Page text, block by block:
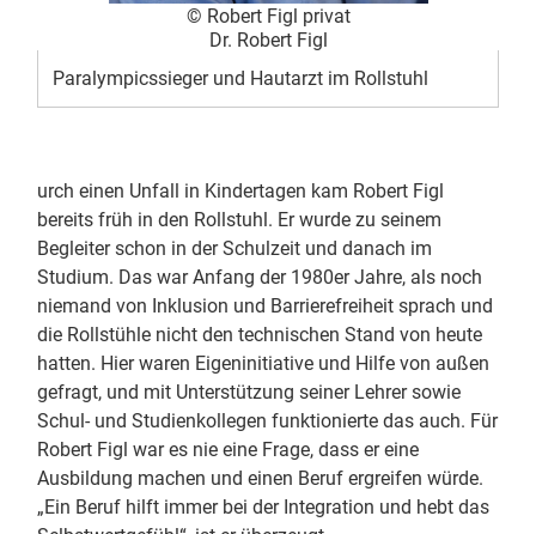
© Robert Figl privat
Dr. Robert Figl
Paralympicssieger und Hautarzt im Rollstuhl
urch einen Unfall in Kindertagen kam Robert Figl
bereits früh in den Rollstuhl. Er wurde zu seinem
Begleiter schon in der Schulzeit und danach im
Studium. Das war Anfang der 1980er Jahre, als noch
niemand von Inklusion und Barrierefreiheit sprach und
die Rollstühle nicht den technischen Stand von heute
hatten. Hier waren Eigeninitiative und Hilfe von außen
gefragt, und mit Unterstützung seiner Lehrer sowie
Schul- und Studienkollegen funktionierte das auch. Für
Robert Figl war es nie eine Frage, dass er eine
Ausbildung machen und einen Beruf ergreifen würde.
„Ein Beruf hilft immer bei der Integration und hebt das